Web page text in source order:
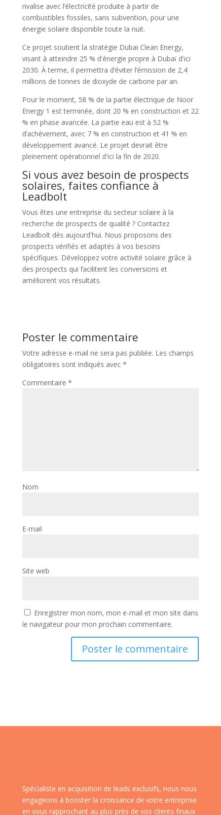
rivalise avec l’électricité produite à partir de
combustibles fossiles, sans subvention, pour une
énergie solaire disponible toute la nuit.
Ce projet soutient la stratégie Dubai Clean Energy,
visant à atteindre 25 % d'énergie propre à Dubaï d'ici
2030. À terme, il permettra d’éviter l’émission de 2,4
millions de tonnes de dioxyde de carbone par an.
Pour le moment, 58 % de la partie électrique de Noor
Energy 1 est terminée, dont 20 % en construction et 22
% en phase avancée. La partie eau est à 52 %
d’achèvement, avec 7 % en construction et 41 % en
développement avancé. Le projet devrait être
pleinement opérationnel d'ici la fin de 2020.
Si vous avez besoin de prospects
solaires, faites confiance à
Leadbolt
Vous êtes une entreprise du secteur solaire à la
recherche de prospects de qualité ? Contactez
Leadbolt dès aujourd'hui. Nous proposons des
prospects vérifiés et adaptés à vos besoins
spécifiques. Développez votre activité solaire grâce à
des prospects qui facilitent les conversions et
améliorent vos résultats.
Poster le commentaire
Votre adresse e-mail ne sera pas publiée. Les champs
obligatoires sont indiqués avec *
Commentaire *
Nom
E-mail
Site web
Enregistrer mon nom, mon e-mail et mon site dans
le navigateur pour mon prochain commentaire.
Spécialiste en acquisition de leads exclusifs, nous nous
engageons à booster la croissance de votre entreprise
en vous rapprochant au plus près de vos clients finaux